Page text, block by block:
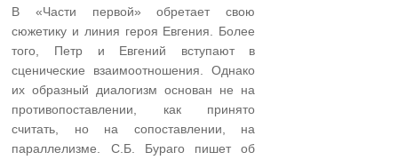
В «Части первой» обретает свою
сюжетику и линия героя Евгения. Более
того, Петр и Евгений вступают в
сценические взаимоотношения. Однако
их образный диалогизм основан не на
противопоставлении, как принято
считать, но на сопоставлении, на
параллелизме. С.Б. Бураго пишет об